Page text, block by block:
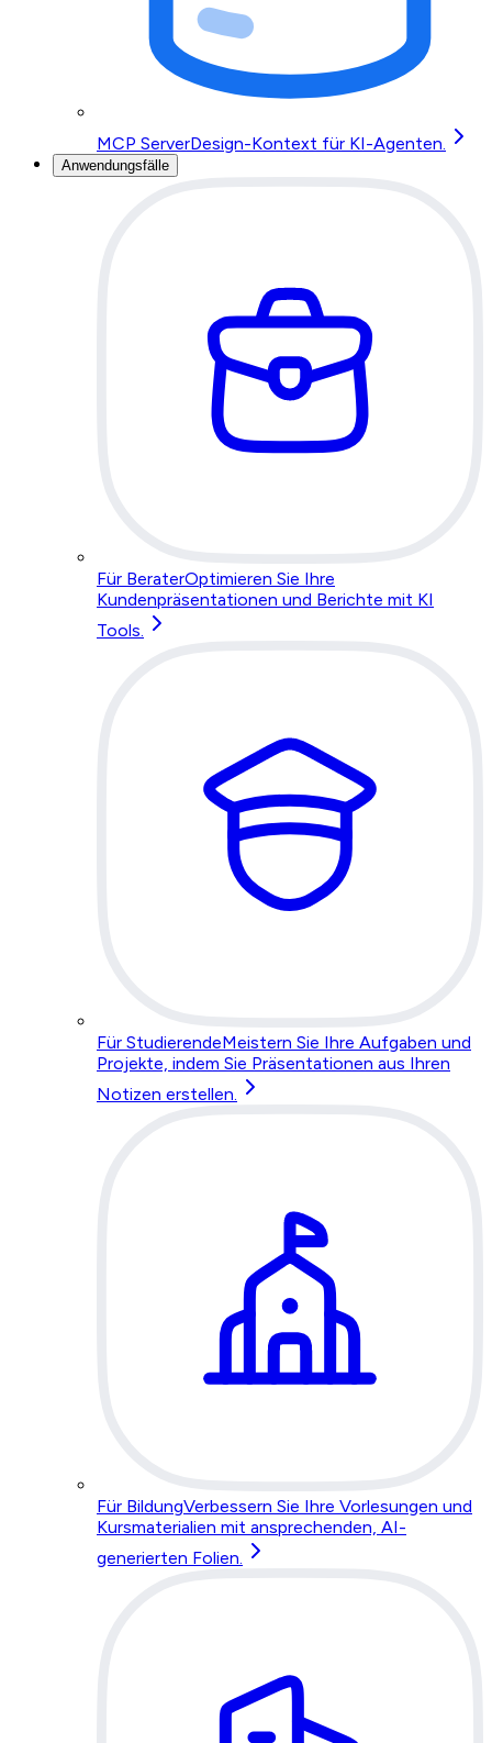
MCP ServerDesign-Kontext für KI-Agenten.
Anwendungsfälle
Für BeraterOptimieren Sie Ihre
Kundenpräsentationen und Berichte mit KI
Tools.
Für StudierendeMeistern Sie Ihre Aufgaben und
Projekte, indem Sie Präsentationen aus Ihren
Notizen erstellen.
Für BildungVerbessern Sie Ihre Vorlesungen und
Kursmaterialien mit ansprechenden, AI-
generierten Folien.